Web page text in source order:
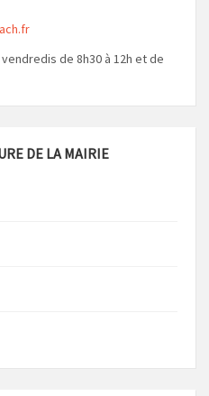
de 8h30 à 12h et de
DE LA MAIRIE